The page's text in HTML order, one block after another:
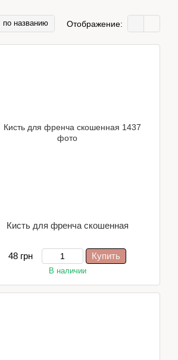
по названию Отображение:
Кисть для френча скошенная
48 грн Купить
В наличии